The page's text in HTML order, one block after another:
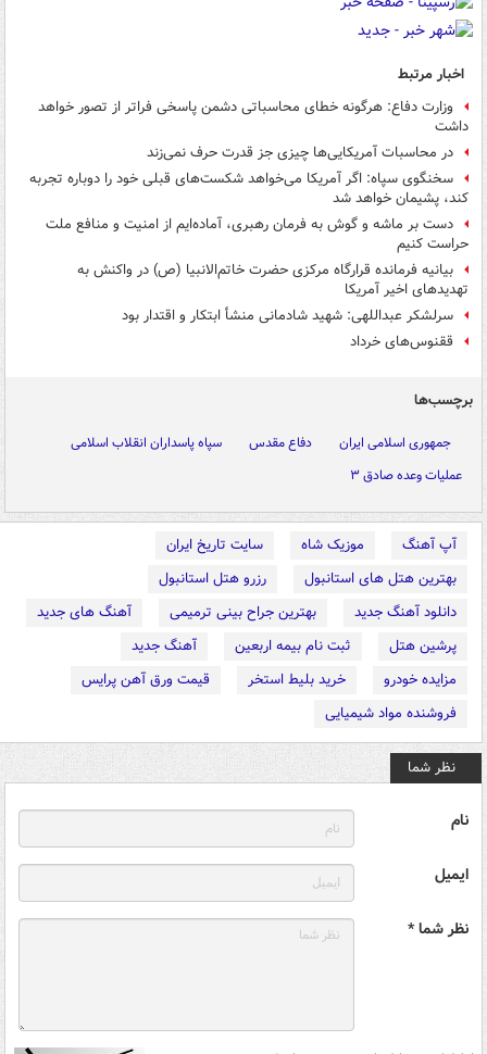
اخبار مرتبط
وزارت دفاع: هرگونه خطای محاسباتی دشمن پاسخی فراتر از تصور خواهد
داشت
در محاسبات آمریکایی‌ها چیزی جز قدرت حرف نمی‌زند
سخنگوی سپاه: اگر آمریکا می‌خواهد شکست‌های قبلی خود را دوباره تجربه
کند، پشیمان خواهد شد
دست بر ماشه و گوش‌ به فرمان رهبری، آماده‌ایم از امنیت و منافع ملت
حراست کنیم
بیانیه فرمانده قرارگاه مرکزی حضرت خاتم‌الانبیا (ص) در واکنش به
تهدیدهای اخیر آمریکا
سرلشکر عبداللهی: شهید شادمانی منشأ ابتکار و اقتدار بود
ققنوس‌های خرداد
برچسب‌ها
جمهوری اسلامی ایران دفاع مقدس
سپاه پاسداران انقلاب اسلامی
عملیات وعده صادق ۳
آپ آهنگ موزیک شاه
سایت تاریخ ایران
بهترین هتل های استانبول
رزرو هتل استانبول
دانلود آهنگ جدید
بهترین جراح بینی ترمیمی
آهنگ های جدید
پرشین هتل
ثبت نام بیمه اربعین
آهنگ جدید
مزایده خودرو
خرید بلیط استخر
قیمت ورق آهن پرایس
فروشنده مواد شیمیایی
نظر شما
نام
ایمیل
نظر شما *